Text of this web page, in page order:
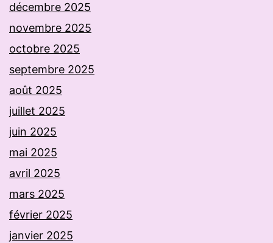
décembre 2025
novembre 2025
octobre 2025
septembre 2025
août 2025
juillet 2025
juin 2025
mai 2025
avril 2025
mars 2025
février 2025
janvier 2025